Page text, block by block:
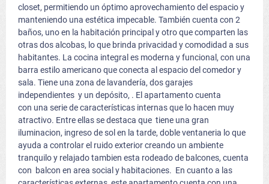
closet, permitiendo un óptimo aprovechamiento del espacio y
manteniendo una estética impecable. También cuenta con 2
baños, uno en la habitación principal y otro que comparten las
otras dos alcobas, lo que brinda privacidad y comodidad a sus
habitantes. La cocina integral es moderna y funcional, con una
barra estilo americano que conecta al espacio del comedor y
sala. Tiene una zona de lavandería, dos garajes
independientes y un depósito, . El apartamento cuenta
con una serie de características internas que lo hacen muy
atractivo. Entre ellas se destaca que tiene una gran
iluminacion, ingreso de sol en la tarde, doble ventaneria lo que
ayuda a controlar el ruido exterior creando un ambiente
tranquilo y relajado tambien esta rodeado de balcones, cuenta
con balcon en area social y habitaciones. En cuanto a las